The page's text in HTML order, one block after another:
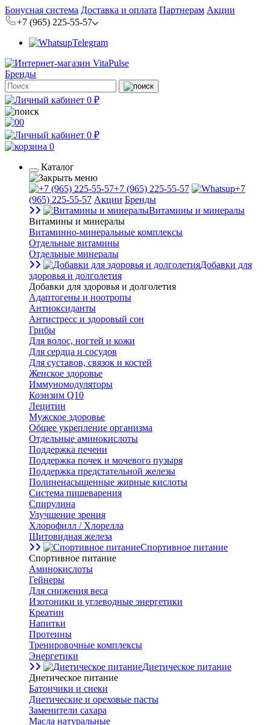
Бонусная система Доставка и оплата Партнерам Акции
+7 (965) 225-55-57
Telegram
Бренды
0 ₽
0
0 ₽
0
Каталог
+7 (965) 225-55-57
+7
(965) 225-55-57 Акции Бренды
Витамины и минералы
Витамины и минералы
Витаминно-минеральные комплексы
Отдельные витамины
Отдельные минералы
Добавки для
здоровья и долголетия
Добавки для здоровья и долголетия
Адаптогены и ноотропы
Антиоксиданты
Антистресс и здоровый сон
Грибы
Для волос, ногтей и кожи
Для сердца и сосудов
Для суставов, связок и костей
Женское здоровье
Иммуномодуляторы
Коэнзим Q10
Лецитин
Мужское здоровье
Общее укрепление организма
Отдельные аминокислоты
Поддержка печени
Поддержка почек и мочевого пузыря
Поддержка предстательной железы
Полиненасыщенные жирные кислоты
Система пищеварения
Спирулина
Улучшение зрения
Хлорофилл / Хлорелла
Щитовидная железа
Спортивное питание
Спортивное питание
Аминокислоты
Гейнеры
Для снижения веса
Изотоники и углеводные энергетики
Креатин
Напитки
Протеины
Тренировочные комплексы
Энергетики
Диетическое питание
Диетическое питание
Батончики и снеки
Диетические и ореховые пасты
Заменители сахара
Масла натуральные